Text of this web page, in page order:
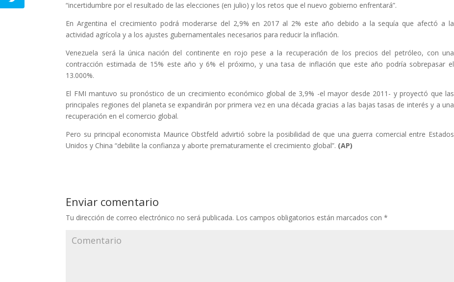
“incertidumbre por el resultado de las elecciones (en julio) y los retos que el nuevo gobierno enfrentará”.
En Argentina el crecimiento podrá moderarse del 2,9% en 2017 al 2% este año debido a la sequía que afectó a la
actividad agrícola y a los ajustes gubernamentales necesarios para reducir la inflación.
Venezuela será la única nación del continente en rojo pese a la recuperación de los precios del petróleo, con una
contracción estimada de 15% este año y 6% el próximo, y una tasa de inflación que este año podría sobrepasar el
13.000%.
El FMI mantuvo su pronóstico de un crecimiento económico global de 3,9% -el mayor desde 2011- y proyectó que las
principales regiones del planeta se expandirán por primera vez en una década gracias a las bajas tasas de interés y a una
recuperación en el comercio global.
Pero su principal economista Maurice Obstfeld advirtió sobre la posibilidad de que una guerra comercial entre Estados
Unidos y China “debilite la confianza y aborte prematuramente el crecimiento global”. (AP)
Enviar comentario
Tu dirección de correo electrónico no será publicada. Los campos obligatorios están marcados con*